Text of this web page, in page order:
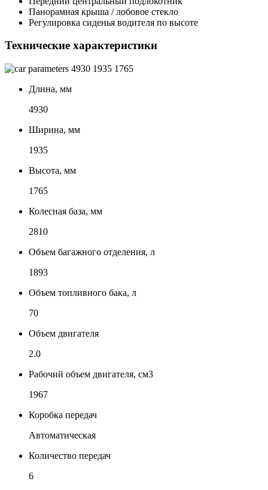
Панорамная крыша / лобовое стекло
Регулировка сиденья водителя по высоте
Технические характеристики
4930 1935 1765
Длина, мм
4930
Ширина, мм
1935
Высота, мм
1765
Колесная база, мм
2810
Объем багажного отделения, л
1893
Объем топливного бака, л
70
Объем двигателя
2.0
Рабочий объем двигателя, см3
1967
Коробка передач
Автоматическая
Количество передач
6